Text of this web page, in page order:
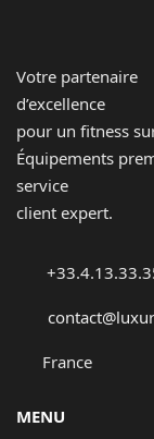
Votre partenaire
d’excellence
pour un fitness
Équipements
service
client expert.
France
MENU